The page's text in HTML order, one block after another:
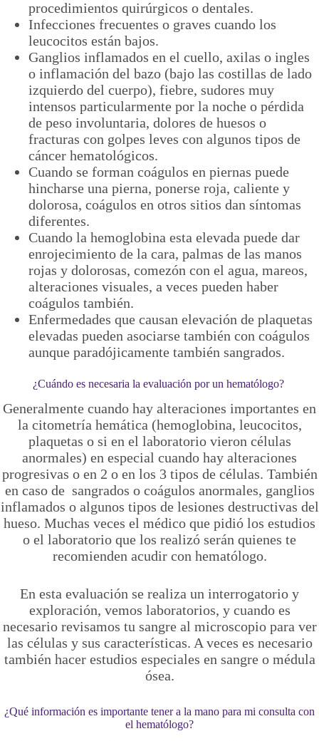
procedimientos quirúrgicos o dentales.
Infecciones frecuentes o graves cuando los
leucocitos están bajos.
Ganglios inflamados en el cuello, axilas o ingles
o inflamación del bazo (bajo las costillas de lado
izquierdo del cuerpo), fiebre, sudores muy
intensos particularmente por la noche o pérdida
de peso involuntaria, dolores de huesos o
fracturas con golpes leves con algunos tipos de
cáncer hematológicos.
Cuando se forman coágulos en piernas puede
hincharse una pierna, ponerse roja, caliente y
dolorosa, coágulos en otros sitios dan síntomas
diferentes.
Cuando la hemoglobina esta elevada puede dar
enrojecimiento de la cara, palmas de las manos
rojas y dolorosas, comezón con el agua, mareos,
alteraciones visuales, a veces pueden haber
coágulos también.
Enfermedades que causan elevación de plaquetas
elevadas pueden asociarse también con coágulos
aunque paradójicamente también sangrados.
¿Cuándo es necesaria la evaluación por un hematólogo?
Generalmente cuando hay alteraciones importantes en
la citometría hemática (hemoglobina, leucocitos,
plaquetas o si en el laboratorio vieron células
anormales) en especial cuando hay alteraciones
progresivas o en 2 o en los 3 tipos de células. También
en caso de sangrados o coágulos anormales, ganglios
inflamados o algunos tipos de lesiones destructivas del
hueso. Muchas veces el médico que pidió los estudios
o el laboratorio que los realizó serán quienes te
recomienden acudir con hematólogo.
En esta evaluación se realiza un interrogatorio y
exploración, vemos laboratorios, y cuando es
necesario revisamos tu sangre al microscopio para ver
las células y sus características. A veces es necesario
también hacer estudios especiales en sangre o médula
ósea.
¿Qué información es importante tener a la mano para mi consulta con
el hematólogo?